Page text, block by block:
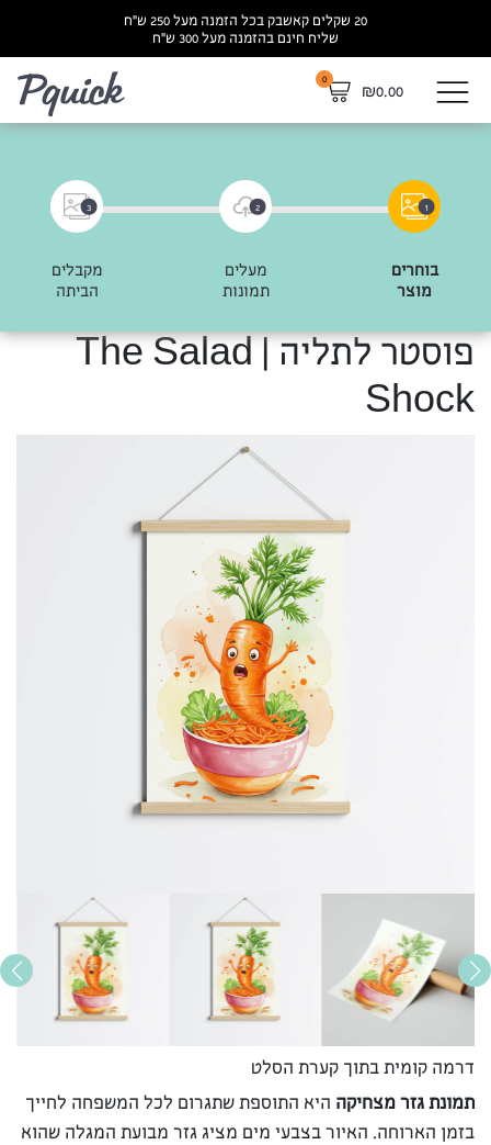
20 שקלים קאשבק בכל הזמנה מעל 250 ש”ח
שליח חינם בהזמנה מעל 300 ש”ח
₪0.00
0
1
בוחרים
מוצר
2
מעלים
תמונות
3
מקבלים
הביתה
פוסטר לתליה | The Salad
Shock
דרמה קומית בתוך קערת הסלט
תמונת גזר מצחיקה היא התוספת שתגרום לכל המשפחה לחייך
בזמן הארוחה. האיור בצבעי מים מציג גזר מבועת המגלה שהוא